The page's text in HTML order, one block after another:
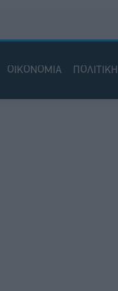
ΟΙΚΟΝΟΜΙΑ ΠΟΛΙΤΙΚΗ